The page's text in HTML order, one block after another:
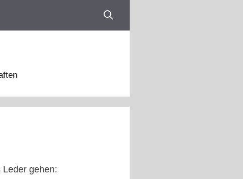
gehen: